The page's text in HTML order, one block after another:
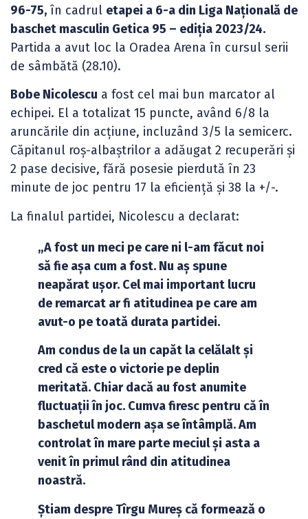
96-75, în cadrul etapei a 6-a din Liga Națională de
baschet masculin Getica 95 – ediția 2023/24.
Partida a avut loc la Oradea Arena în cursul serii
de sâmbătă (28.10).
Bobe Nicolescu a fost cel mai bun marcator al
echipei. El a totalizat 15 puncte, având 6/8 la
aruncările din acțiune, incluzând 3/5 la semicerc.
Căpitanul roș-albaștrilor a adăugat 2 recuperări și
2 pase decisive, fără posesie pierdută în 23
minute de joc pentru 17 la eficiență și 38 la +/-.
La finalul partidei, Nicolescu a declarat:
„A fost un meci pe care ni l-am făcut noi
să fie așa cum a fost. Nu aș spune
neapărat ușor. Cel mai important lucru
de remarcat ar fi atitudinea pe care am
avut-o pe toată durata partidei.
Am condus de la un capăt la celălalt și
cred că este o victorie pe deplin
meritată. Chiar dacă au fost anumite
fluctuații în joc. Cumva firesc pentru că în
baschetul modern așa se întâmplă. Am
controlat în mare parte meciul și asta a
venit în primul rând din atitudinea
noastră.
Știam despre Tîrgu Mureș că formează o